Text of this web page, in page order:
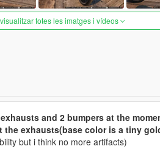
totes les imatges i vídeos
and 2 bumpers at the
exhausts(base color is a tiny
but i think no more artifacts)